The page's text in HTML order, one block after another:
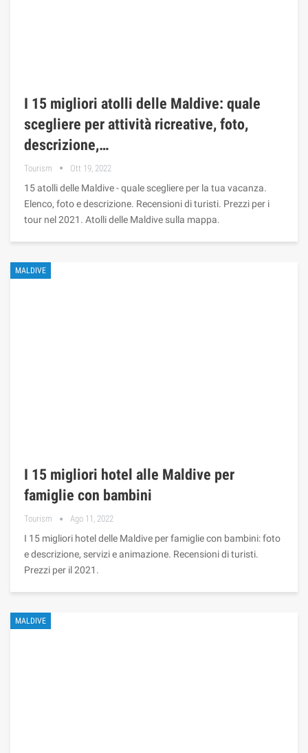
I 15 migliori atolli delle Maldive: quale
scegliere per attività ricreative, foto,
descrizione,…
Tourism Ott 19, 2022
15 atolli delle Maldive - quale scegliere per la tua vacanza.
Elenco, foto e descrizione. Recensioni di turisti. Prezzi per i
tour nel 2021. Atolli delle Maldive sulla mappa.
MALDIVE
I 15 migliori hotel alle Maldive per
famiglie con bambini
Tourism Ago 11, 2022
I 15 migliori hotel delle Maldive per famiglie con bambini: foto
e descrizione, servizi e animazione. Recensioni di turisti.
Prezzi per il 2021.
MALDIVE